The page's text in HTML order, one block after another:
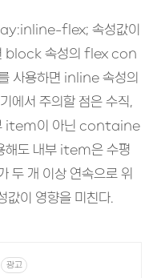
flex; 속성값이
block 속성의 flex con
용하면 inline 속성의
서 주의할 점은 수직,
item이 아닌 containe
해도 내부 item은 수평
개 이상 연속으로 위
이 영향을 미친다.
광고